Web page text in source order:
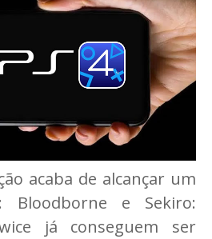
acaba de alcançar um
Bloodborne e Sekiro:
já conseguem ser